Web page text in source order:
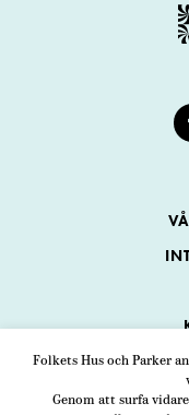
Folkets Hus och Parker
Genom att surfa